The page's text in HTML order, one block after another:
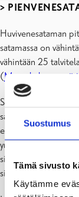
Suostumus
Tämä sivusto
Käytämme
>
Huvivenesataman
satamassa on
vähintään 25
(Merenkulun
Satamanpitäjän on
satamatoiminnalle.
esitettävä
sijaitsee. Satama
sijaitsevan sataman